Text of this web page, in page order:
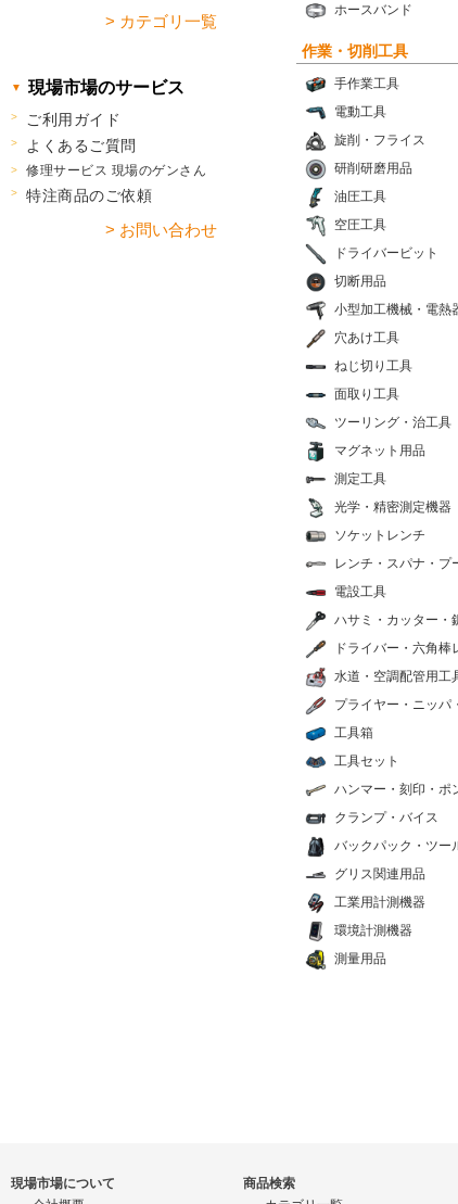
ホースバンド
作業・切削工具
手作業工具
電動工具
旋削・フライス
研削研磨用品
油圧工具
空圧工具
ドライバービット
切断用品
小型加工機械・電熱
穴あけ工具
ねじ切り工具
面取り工具
ツーリング・治工具
マグネット用品
測定工具
光学・精密測定機器
ソケットレンチ
レンチ・スパナ・プ
電設工具
ハサミ・カッター・
ドライバー・六角棒
水道・空調配管用工
プライヤー・ニッパ
工具箱
工具セット
ハンマー・刻印・ポ
クランプ・バイス
バックパック・ツー
グリス関連用品
工業用計測機器
環境計測機器
測量用品
> カテゴリ一覧
現場市場のサービス
ご利用ガイド
よくあるご質問
修理サービス 現場のゲンさん
特注商品のご依頼
> お問い合わせ
現場市場について
商品検索